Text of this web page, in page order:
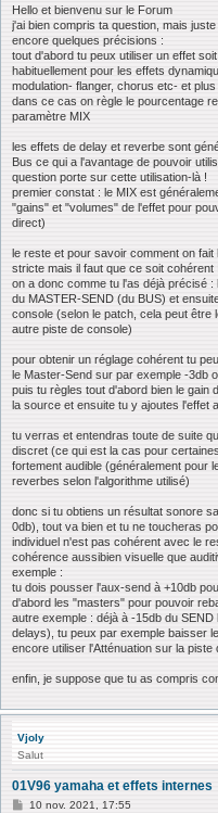
s
s
g
e
Hello et bienvenu sur le Forum
j'ai bien compris ta question, mais
encore quelques précisions :
tout d'abord tu peux utiliser un effet
habituellement pour les effets
modulation- flanger, chorus etc- et
dans ce cas on règle le pourcentage
paramètre MIX
les effets de delay et reverbe sont
Bus ce qui a l'avantage de pouvoir
question porte sur cette utilisation-là !
premier constat : le MIX est
"gains" et "volumes" de l'effet pour
direct)
le reste et pour savoir comment on
stricte mais il faut que ce soit cohérent !
on a donc comme tu l'as déjà précisé
du MASTER-SEND (du BUS) et
console (selon le patch, cela peut être
autre piste de console)
pour obtenir un réglage cohérent tu
le Master-Send sur par exemple -3db
puis tu règles tout d'abord bien le gain
la source et ensuite tu y ajoutes l'effet
tu verras et entendras toute de suite
discret (ce qui est la cas pour
fortement audible (généralement pour
reverbes selon l'algorithme utilisé)
donc si tu obtiens un résultat sonore
0db), tout va bien et tu ne toucheras
individuel n'est pas cohérent avec le
cohérence aussibien visuelle que
exemple :
tu dois pousser l'aux-send à +10db
d'abord les "masters" pour pouvoir
autre exemple : déjà à -15db du
delays), tu peux par exemple baisser
encore utiliser l'Atténuation sur la piste
enfin, je suppose que tu as compris
Vjoly
Salut
01V96 yamaha et effets internes
M10 nov. 2021, 17:55